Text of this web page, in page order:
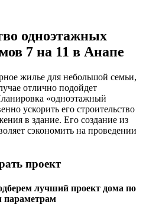
одноэтажных
7 на 11 в Анапе
жилье для небольшой семьи,
отлично подойдет
«одноэтажный
ускорить его строительство
в здание. Его создание из
сэкономить на проведении
проект
лучший проект дома по